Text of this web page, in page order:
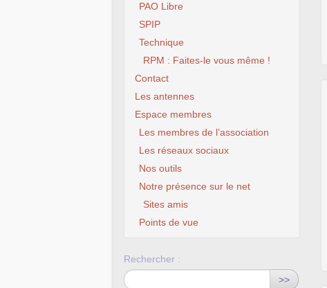
PAO Libre
SPIP
Technique
RPM : Faites-le vous même !
Contact
Les antennes
Espace membres
Les membres de l’association
Les réseaux sociaux
Nos outils
Notre présence sur le net
Sites amis
Points de vue
Rechercher :
>>